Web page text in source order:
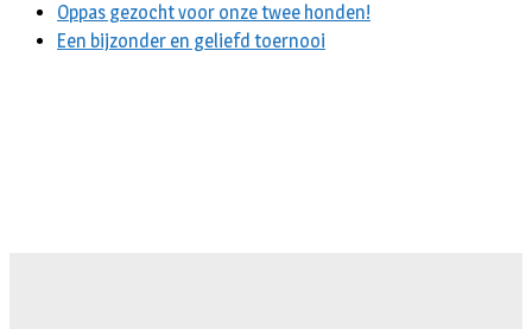
Oppas gezocht voor onze twee honden!
Een bijzonder en geliefd toernooi